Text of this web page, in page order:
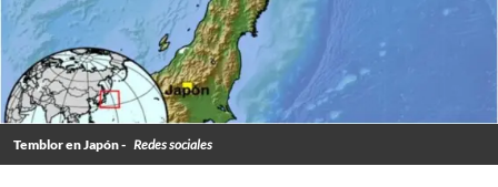
Temblor en Japón - Redes sociales